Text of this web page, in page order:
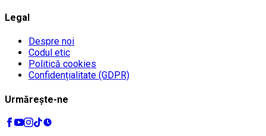
Legal
Despre noi
Codul etic
Politică cookies
Confidențialitate (GDPR)
Urmărește-ne